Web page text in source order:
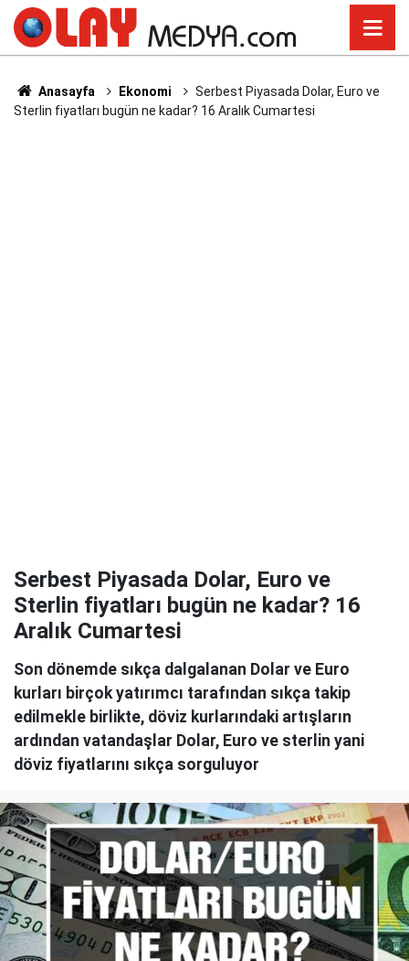
Anasayfa Ekonomi
Serbest Piyasada Dolar, Euro ve
Sterlin fiyatları bugün ne kadar? 16 Aralık Cumartesi
Serbest Piyasada Dolar, Euro ve
Sterlin fiyatları bugün ne kadar? 16
Aralık Cumartesi
Son dönemde sıkça dalgalanan Dolar ve Euro
kurları birçok yatırımcı tarafından sıkça takip
edilmekle birlikte, döviz kurlarındaki artışların
ardından vatandaşlar Dolar, Euro ve sterlin yani
döviz fiyatlarını sıkça sorguluyor